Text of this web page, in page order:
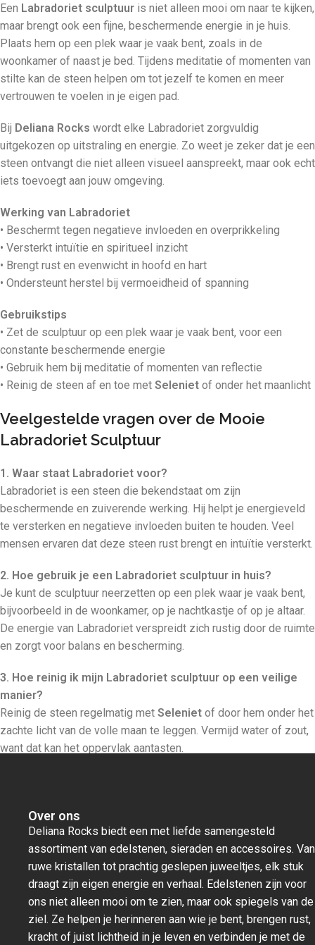
Een Labradoriet sculptuur is niet alleen mooi om naar te kijken,
maar brengt ook een fijne, beschermende energie in je huis.
Plaats hem op een plek waar je vaak bent, zoals in de
woonkamer of naast je bed. Tijdens meditatie of momenten van
stilte kan de steen helpen om tot jezelf te komen en meer
vertrouwen te voelen in je eigen pad.
Bij Deliana Rocks wordt elke Labradoriet zorgvuldig
uitgekozen op uitstraling en energie. Zo weet je zeker dat je een
steen ontvangt die niet alleen visueel aanspreekt, maar ook echt
iets toevoegt aan jouw omgeving.
Werking van Labradoriet
• Beschermt tegen negatieve invloeden en overprikkeling
• Versterkt intuïtie en spiritueel inzicht
• Brengt rust en evenwicht in hoofd en hart
• Ondersteunt herstel bij vermoeidheid of spanning
Gebruikstips
• Zet de sculptuur op een plek waar je vaak bent, voor een
constante beschermende energie
• Gebruik hem bij meditatie of momenten van reflectie
• Reinig de steen af en toe met Seleniet of onder het maanlicht
Veelgestelde vragen over de Mooie
Labradoriet Sculptuur
1. Waar staat Labradoriet voor?
Labradoriet is een steen die bekendstaat om zijn
beschermende en zuiverende werking. Hij helpt je energieveld
te versterken en negatieve invloeden buiten te houden. Veel
mensen ervaren dat deze steen rust brengt en intuïtie versterkt.
2. Hoe gebruik je een Labradoriet sculptuur in huis?
Je kunt de sculptuur neerzetten op een plek waar je vaak bent,
bijvoorbeeld in de woonkamer, op je nachtkastje of op je altaar.
De energie van Labradoriet verspreidt zich rustig door de ruimte
en zorgt voor balans en bescherming.
3. Hoe reinig ik mijn Labradoriet sculptuur op een veilige
manier?
Reinig de steen regelmatig met Seleniet of door hem onder het
zachte licht van de volle maan te leggen. Vermijd water of zout,
want dat kan het oppervlak aantasten.
heeft een eigen tekening, kleurverloop en lichtreflectie. Dat
maakt jouw sculptuur echt persoonlijk en bijzonder.
5. Kan ik Labradoriet combineren met andere edelstenen?
Zeker. Labradoriet combineert mooi met stenen die rust of
aarding brengen, zoalsBergkristal,RookkwartsofZwarte
Toermalijn. Samen versterken ze elkaars energie en zorgen ze
voor een fijne balans in je ruimte.
Over ons
Deliana Rocks biedt een met liefde samengesteld
assortiment van edelstenen, sieraden en accessoires. Van
ruwe kristallen tot prachtig geslepen juweeltjes, elk stuk
draagt zijn eigen energie en verhaal. Edelstenen zijn voor
ons niet alleen mooi om te zien, maar ook spiegels van de
ziel. Ze helpen je herinneren aan wie je bent, brengen rust,
kracht of juist lichtheid in je leven en verbinden je met de